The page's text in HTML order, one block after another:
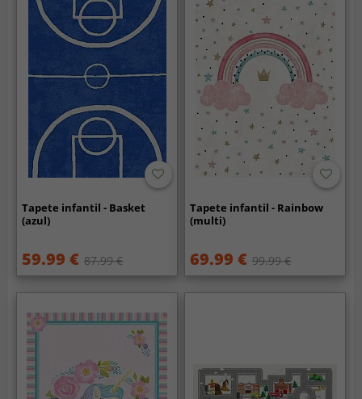
Tapete infantil - Basket
(azul)
59.99 € 87.99 €
Tapete infantil - Rainbow
(multi)
69.99 € 99.99 €